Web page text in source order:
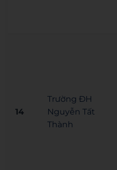
14
Trường ĐH
Nguyễn Tất
Thành